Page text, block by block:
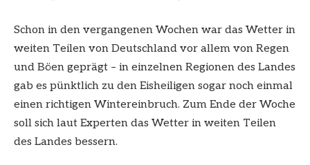
Schon in den vergangenen Wochen war das Wetter in
weiten Teilen von Deutschland vor allem von Regen
und Böen geprägt – in einzelnen Regionen des Landes
gab es pünktlich zu den Eisheiligen sogar noch einmal
einen richtigen Wintereinbruch. Zum Ende der Woche
soll sich laut Experten das Wetter in weiten Teilen
des Landes bessern.